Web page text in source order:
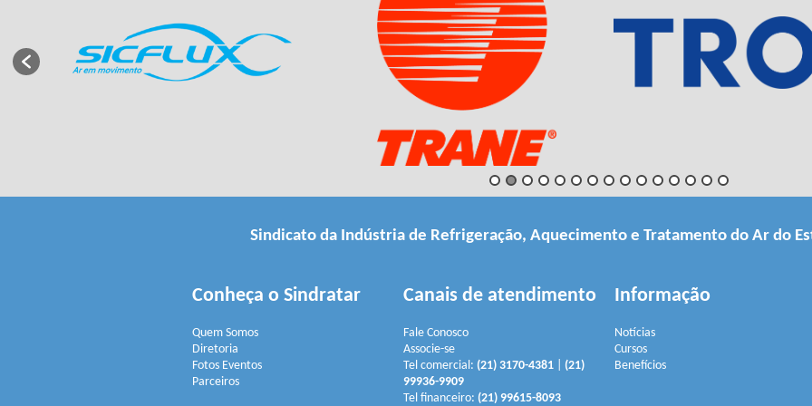
Sindicato da Indústria de Refrigeração, Aquecimento e Tratamento do Ar do
Conheça o Sindratar
Quem Somos
Diretoria
Fotos Eventos
Parceiros
Canais de atendimento
Fale Conosco
Associe-se
Tel comercial: (21) 3170-4381
(21)
99936-9909
Tel financeiro: (21) 99615-8093
Informação
Notícias
Cursos
Benefícios